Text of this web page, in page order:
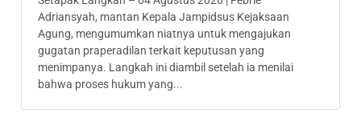
Adriansyah, mantan Kepala Jampidsus Kejaksaan
Agung, mengumumkan niatnya untuk mengajukan
gugatan praperadilan terkait keputusan yang
menimpanya. Langkah ini diambil setelah ia menilai
bahwa proses hukum yang...